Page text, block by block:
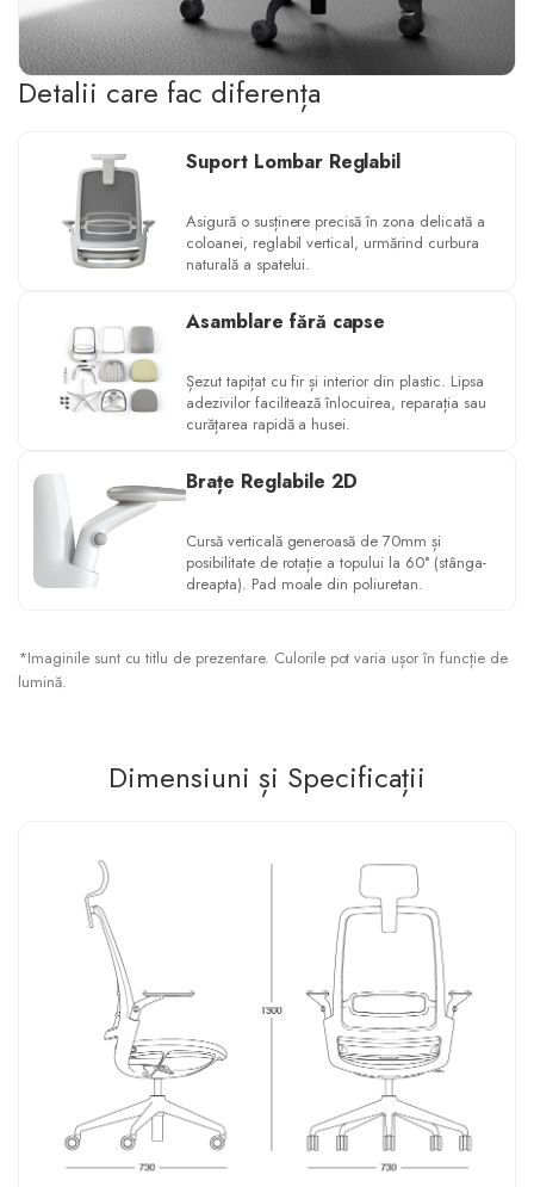
Detalii care fac diferența
Suport Lombar Reglabil
Asigură o susținere precisă în zona delicată a
coloanei, reglabil vertical, urmărind curbura
naturală a spatelui.
Asamblare fără capse
Șezut tapițat cu fir și interior din plastic. Lipsa
adezivilor facilitează înlocuirea, reparația sau
curățarea rapidă a husei.
Brațe Reglabile 2D
Cursă verticală generoasă de 70mm și
posibilitate de rotație a topului la 60° (stânga-
dreapta). Pad moale din poliuretan.
*Imaginile sunt cu titlu de prezentare. Culorile pot varia ușor în funcție de
lumină.
Dimensiuni și Specificații